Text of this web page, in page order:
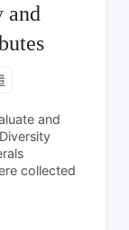
and
and
collected